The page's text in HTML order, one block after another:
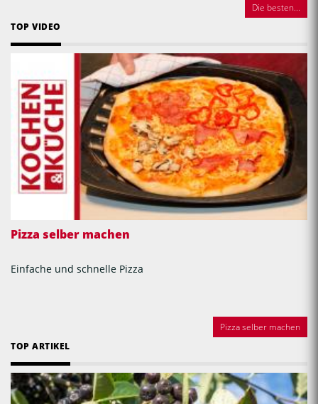
Die besten...
TOP VIDEO
Pizza selber machen
Einfache und schnelle Pizza
Pizza selber machen
TOP ARTIKEL